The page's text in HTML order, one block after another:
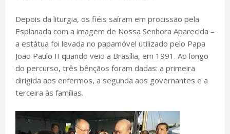
Depois da liturgia, os fiéis saíram em procissão pela
Esplanada com a imagem de Nossa Senhora Aparecida –
a estátua foi levada no papamóvel utilizado pelo Papa
João Paulo II quando veio a Brasília, em 1991. Ao longo
do percurso, três bênçãos foram dadas: a primeira
dirigida aos enfermos, a segunda aos governantes e a
terceira às famílias.